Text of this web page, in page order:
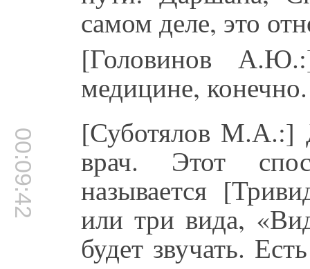
самом деле, это
[Головинов
медицине, конечно.
00:09:42 [Суботялов М.А.:]
врач. Этот
называется
или три вида,
будет звучать.